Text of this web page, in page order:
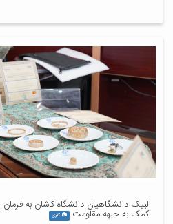
لبیک دانشگاهیان دانشگاه کاشان به
کمک به جبهه مقاومت گالری